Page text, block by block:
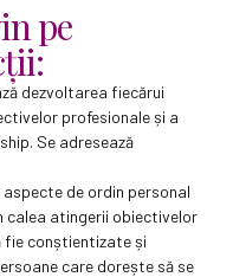
pe
dezvoltarea fiecărui
profesionale și a
Se adresează
de ordin personal
calea atingerii obiectivelor
fie conștientizate și
care dorește să se